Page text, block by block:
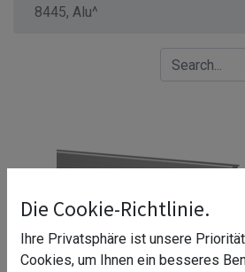
8445, Alu^
Die Cookie-Richtlinie.
Ihre Privatsphäre ist unsere
Cookies, um Ihnen ein besseres